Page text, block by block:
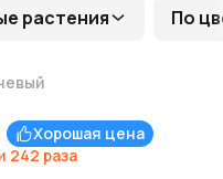
растения По
Хорошая цена
242 раза